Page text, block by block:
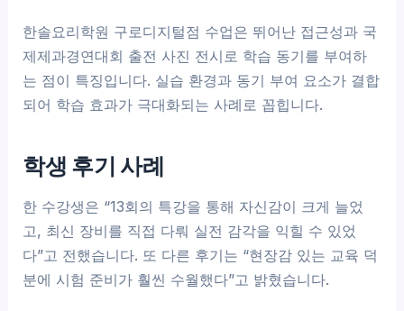
한솔요리학원 구로디지털점 수업은 뛰어난 접근성과 국
제제과경연대회 출전 사진 전시로 학습 동기를 부여하
는 점이 특징입니다. 실습 환경과 동기 부여 요소가 결합
되어 학습 효과가 극대화되는 사례로 꼽힙니다.
학생 후기 사례
한 수강생은 “13회의 특강을 통해 자신감이 크게 늘었
고, 최신 장비를 직접 다뤄 실전 감각을 익힐 수 있었
다”고 전했습니다. 또 다른 후기는 “현장감 있는 교육 덕
분에 시험 준비가 훨씬 수월했다”고 밝혔습니다.